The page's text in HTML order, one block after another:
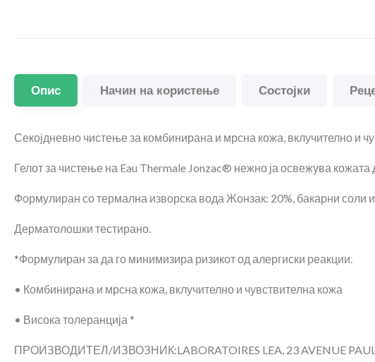
Опис Начин на користење Состојки
Секојдневно чистење за комбинирана и мрсна кожа, вклучително и
Гелот за чистење на Eau Thermale Jonzac® нежно ја освежува кожата
Формулиран со термална изворска вода Жонзак: 20%, бакарни соли
Дерматолошки тестирано.
*Формулиран за да го минимизира ризикот од алергиски реакции.
• Комбинирана и мрсна кожа, вклучително и чувствителна кожа
• Висока толеранција *
ПРОИЗВОДИТЕЛ/ИЗВОЗНИК:LABORATOIRES LEA, 23 AVENUE